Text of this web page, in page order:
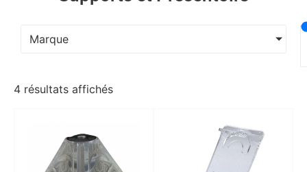
Marque
4 résultats affichés